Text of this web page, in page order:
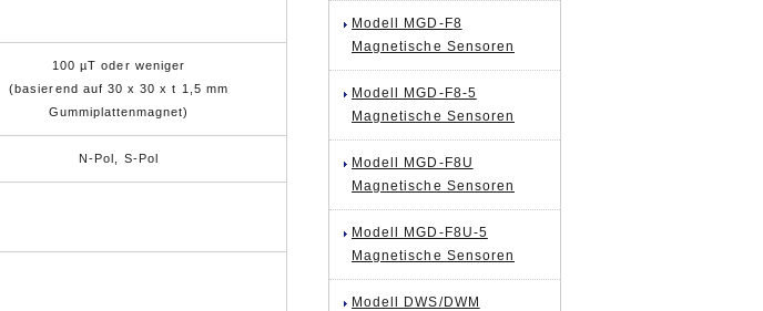
100 µT oder weniger
(basierend auf 30 x 30 x t 1,5 mm
Gummiplattenmagnet)
N-Pol, S-Pol
Modell MGD-F8
Magnetische Sensoren
Modell MGD-F8-5
Magnetische Sensoren
Modell MGD-F8U
Magnetische Sensoren
Modell MGD-F8U-5
Magnetische Sensoren
Modell DWS/DWM